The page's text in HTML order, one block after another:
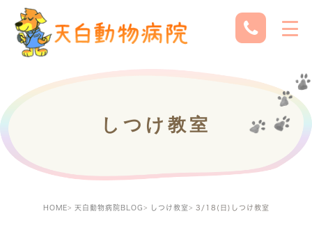
しつけ教室
HOME 天白動物病院BLOG しつけ教室 3/18(日)しつけ教室